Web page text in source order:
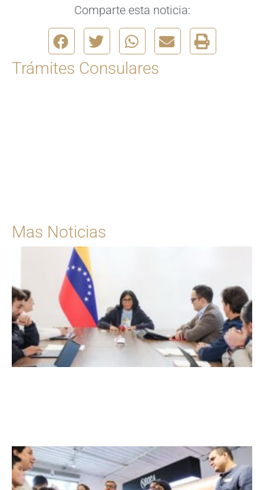
Comparte esta noticia:
Trámites Consulares
Mas Noticias